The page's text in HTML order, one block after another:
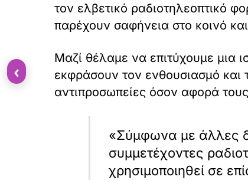
τον ελβετικό ραδιοτηλεοπτικό
παρέχουν σαφήνεια στο κοινό
Μαζί θέλαμε να επιτύχουμε μια
εκφράσουν τον ενθουσιασμό και
αντιπροσωπείες όσον αφορά
«Σύμφωνα με άλλες
συμμετέχοντες
χρησιμοποιηθεί σε
‹